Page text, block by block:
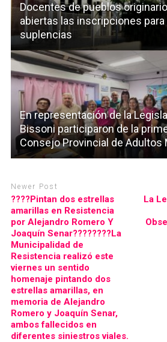
Docentes de pueblos
abiertas las inscripciones
suplencias
En representación de la
Bissoni participaron de la
Consejo Provincial de Adultos
Newer Post
????Pintan dos estrellas
amarillas en Resistencia
por Alejandro Romero Y
Joaquín Senar????????La
Municipalidad de
Resistencia realizó este
viernes un sentido
homenaje pintando dos
estrellas amarillas, en
memoria de Alejandro
Romero y Joaquín Senar,
ambos fallecidos en
diferentes siniestros viales.
La